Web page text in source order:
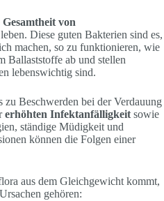
Gesamtheit von
Diese guten Bakterien sind es,
machen, so zu funktionieren, wie
Ballaststoffe ab und stellen
lebenswichtig sind.
Beschwerden bei der Verdauung
erhöhten Infektanfälligkeit sowie
ständige Müdigkeit und
können die Folgen einer
aus dem Gleichgewicht kommt,
gehören: